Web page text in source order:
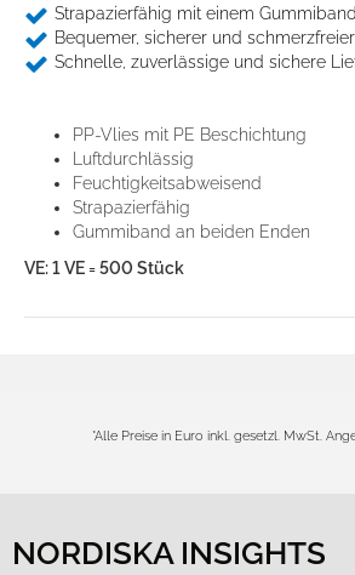
Diese Webseite verwendet Cookies
personalisieren, Funktionen für
zu können und die Zugriffe auf unsere
analysieren. Außerdem geben wir
Verwendung unserer Website an
Partner führen diese Informationen
Strapazierfähig mit einem
Bequemer, sicherer und
Schnelle, zuverlässige und sichere
PP-Vlies mit PE Beschichtung
Luftdurchlässig
Feuchtigkeitsabweisend
Strapazierfähig
Gummiband an beiden Enden
VE: 1 VE = 500 Stück
*Alle Preise in Euro inkl. gesetzl. MwSt.
NORDISKA INSIGHTS